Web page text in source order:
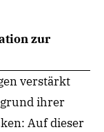
zur
verstärkt
ihrer
Auf dieser